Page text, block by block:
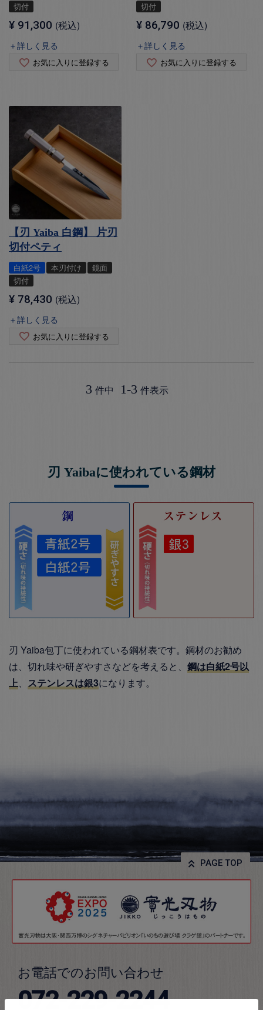
切付
¥ 91,300 税込
＋詳しく見る
お気に入りに登録する
切付
¥ 86,790 税込
＋詳しく見る
お気に入りに登録する
【刃 Yaiba 白鋼】 片刃
切付ペティ
白紙2号 本刃付け
鏡面
切付
¥ 78,430 税込
＋詳しく見る
お気に入りに登録する
3 件中 1 -3 件表示
刃 Yaibaに使われている鋼材
刃 Yaiba包丁に使われている鋼材表です。鋼材のお勧め
は、切れ味や研ぎやすさなどを考えると、 鋼は白紙2号以
上、 ステンレスは銀3になります。
PAGE TOP
お電話でのお問い合わせ
072-229-2244